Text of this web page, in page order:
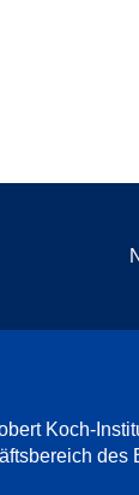
Koch-
des